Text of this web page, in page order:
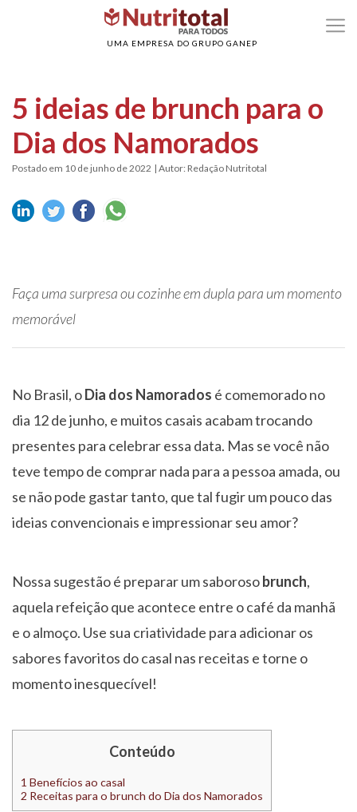
UMA EMPRESA DO GRUPO GANEP
Dia dos Namorados>5 ideias de brunch para o Dia dos Namorados
5 ideias de brunch para o
Dia dos Namorados
Postado em 10 de junho de 2022 | Autor: Redação Nutritotal
Faça uma surpresa ou cozinhe em dupla para um momento
memorável
No Brasil, oDia dos Namorados é comemorado no
dia 12 de junho, e muitos casais acabam trocando
presentes para celebrar essa data. Mas se você não
teve tempo de comprar nada para a pessoa amada, ou
se não pode gastar tanto, que tal fugir um pouco das
ideias convencionais e impressionar seu amor?
Nossa sugestão é preparar um saborosobrunch,
aquela refeição que acontece entre o café da manhã
e o almoço. Use sua criatividade para adicionar os
sabores favoritos do casal nas receitas e torne o
momento inesquecível!
Conteúdo
1 Benefícios ao casal
2 Receitas para o brunch do Dia dos Namorados